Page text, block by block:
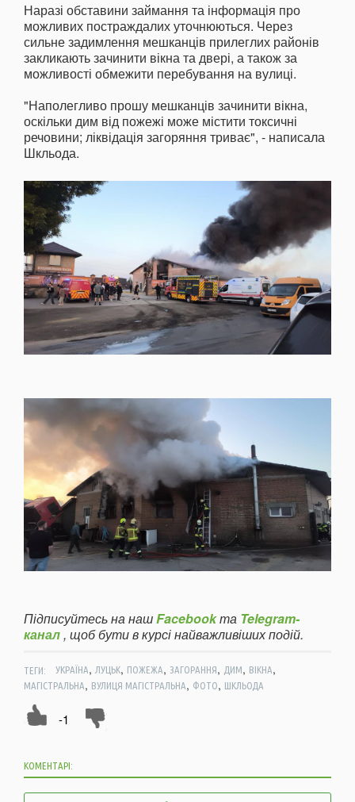
Наразі обставини займання та інформація про
можливих постраждалих уточнюються. Через
сильне задимлення мешканців прилеглих районів
закликають зачинити вікна та двері, а також за
можливості обмежити перебування на вулиці.
"Наполегливо прошу мешканців зачинити вікна,
оскільки дим від пожежі може містити токсичні
речовини; ліквідація загоряння триває", - написала
Шкльода.
Підписуйтесь на нашFacebookта Telegram-
канал, щоб бути в курсі найважливіших подій.
ТЕГИ: УКРАЇНА, ЛУЦЬК, ПОЖЕЖА, ЗАГОРАННЯ, ДИМ, ВІКНА,
МАГІСТРАЛЬНА, ВУЛИЦЯ МАГІСТРАЛЬНА, ФОТО, ШКЛЬОДА
-1
КОМЕНТАРІ: